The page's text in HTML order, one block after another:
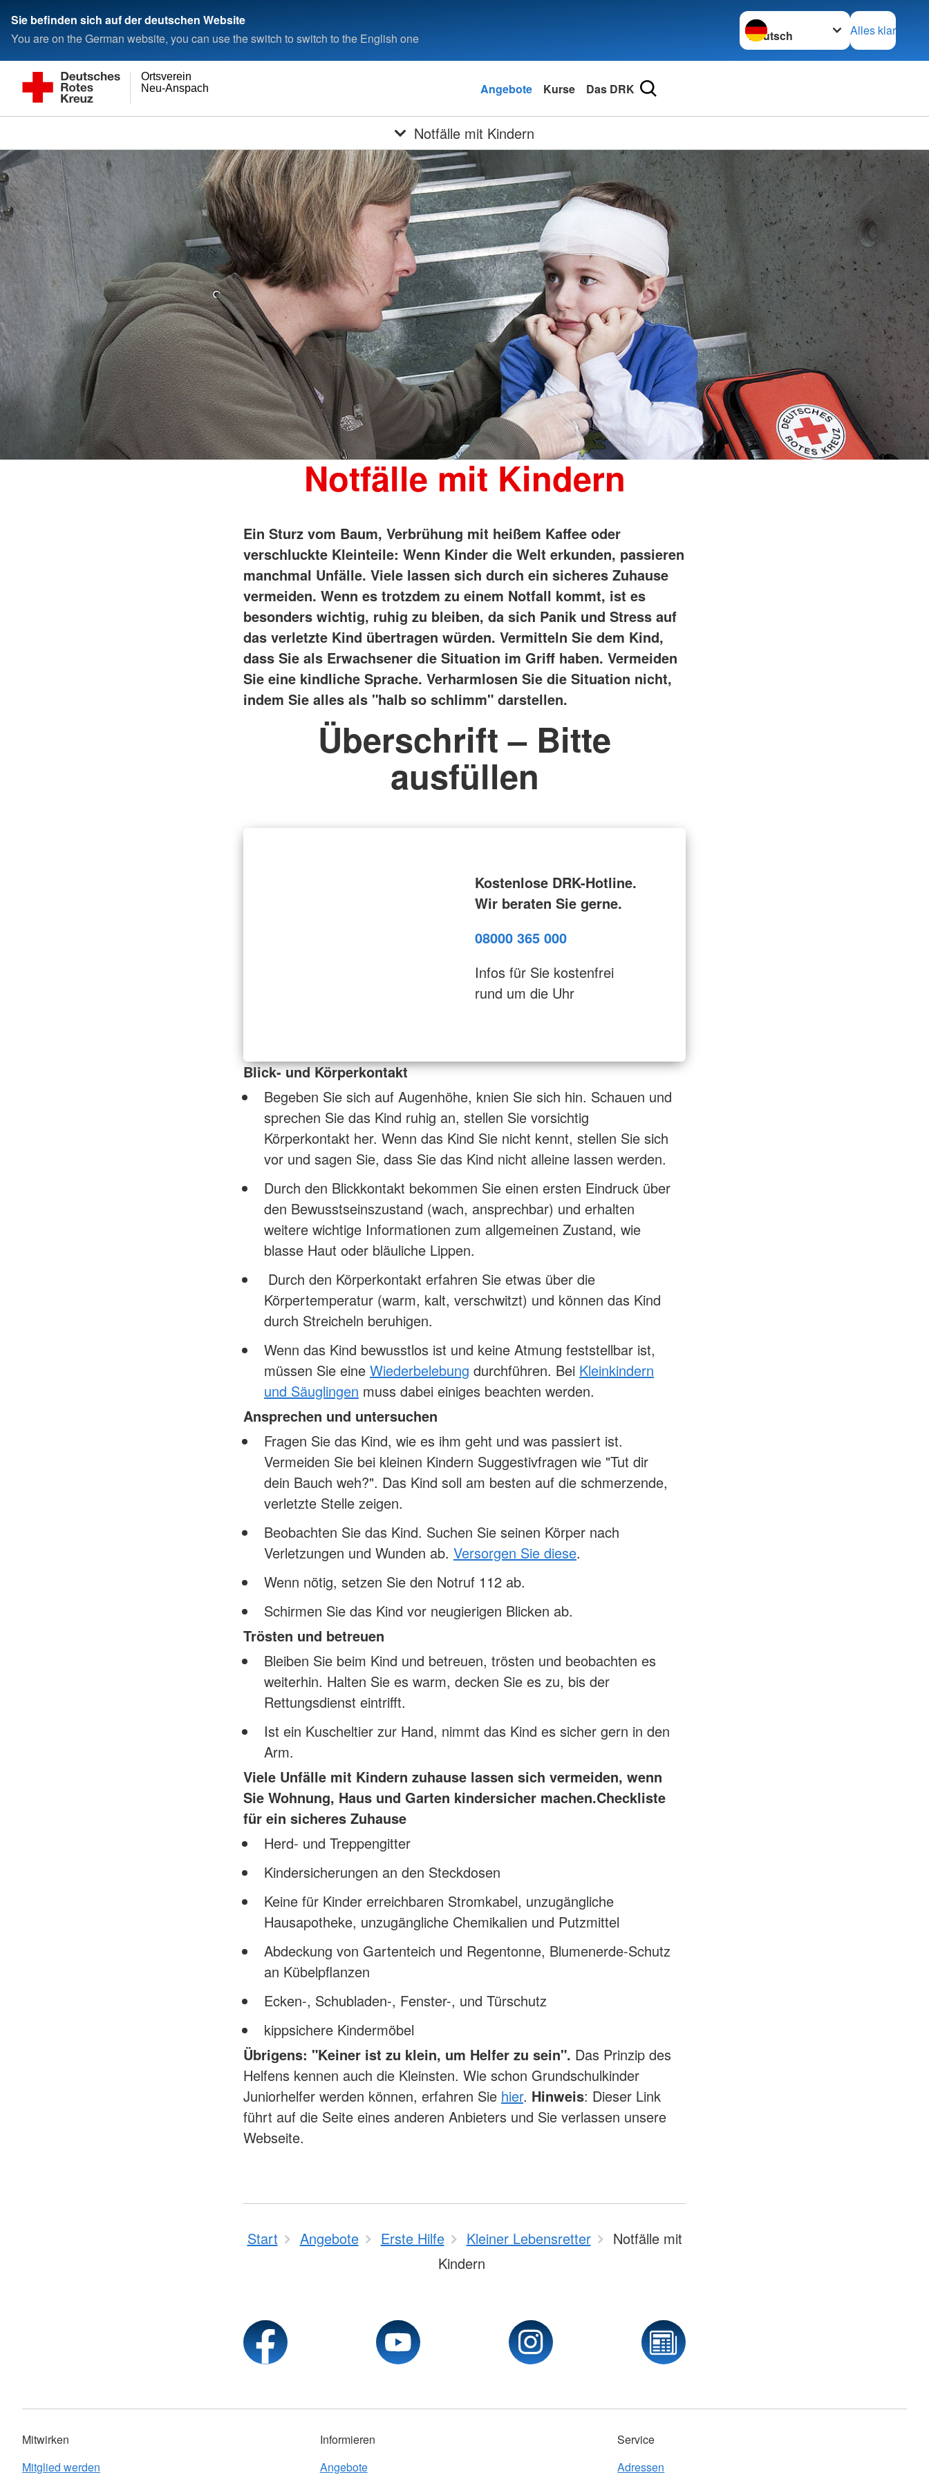
Sie befinden sich auf der deutschen Website
You are on the German website, you can use the switch to switch to the English one
Sprache wechseln zu
Alles klar
Neu-Anspach
Ortsverein
Angebote Kurse Das DRK
Notfälle mit Kindern
Notfälle mit Kindern
Ein Sturz vom Baum, Verbrühung mit heißem Kaffee oder
verschluckte Kleinteile: Wenn Kinder die Welt erkunden, passieren
manchmal Unfälle. Viele lassen sich durch ein sicheres Zuhause
vermeiden. Wenn es trotzdem zu einem Notfall kommt, ist es
besonders wichtig, ruhig zu bleiben, da sich Panik und Stress auf
das verletzte Kind übertragen würden. Vermitteln Sie dem Kind,
dass Sie als Erwachsener die Situation im Griff haben. Vermeiden
Sie eine kindliche Sprache. Verharmlosen Sie die Situation nicht,
indem Sie alles als "halb so schlimm" darstellen.
Überschrift – Bitte
ausfüllen
Kostenlose DRK-Hotline.
Wir beraten Sie gerne.
08000 365 000
Infos für Sie kostenfrei
rund um die Uhr
Blick- und Körperkontakt
Begeben Sie sich auf Augenhöhe, knien Sie sich hin. Schauen und
sprechen Sie das Kind ruhig an, stellen Sie vorsichtig
Körperkontakt her. Wenn das Kind Sie nicht kennt, stellen Sie sich
vor und sagen Sie, dass Sie das Kind nicht alleine lassen werden.
Durch den Blickkontakt bekommen Sie einen ersten Eindruck über
den Bewusstseinszustand (wach, ansprechbar) und erhalten
weitere wichtige Informationen zum allgemeinen Zustand, wie
blasse Haut oder bläuliche Lippen.
Durch den Körperkontakt erfahren Sie etwas über die
Körpertemperatur (warm, kalt, verschwitzt) und können das Kind
durch Streicheln beruhigen.
Wenn das Kind bewusstlos ist und keine Atmung feststellbar ist,
müssen Sie eine Wiederbelebung durchführen. Bei Kleinkindern
und Säuglingen muss dabei einiges beachten werden.
Ansprechen und untersuchen
Fragen Sie das Kind, wie es ihm geht und was passiert ist.
Vermeiden Sie bei kleinen Kindern Suggestivfragen wie "Tut dir
dein Bauch weh?". Das Kind soll am besten auf die schmerzende,
verletzte Stelle zeigen.
Beobachten Sie das Kind. Suchen Sie seinen Körper nach
Verletzungen und Wunden ab. Versorgen Sie diese.
Wenn nötig, setzen Sie den Notruf 112 ab.
Schirmen Sie das Kind vor neugierigen Blicken ab.
Trösten und betreuen
Bleiben Sie beim Kind und betreuen, trösten und beobachten es
weiterhin. Halten Sie es warm, decken Sie es zu, bis der
Rettungsdienst eintrifft.
Ist ein Kuscheltier zur Hand, nimmt das Kind es sicher gern in den
Arm.
Viele Unfälle mit Kindern zuhause lassen sich vermeiden, wenn
Sie Wohnung, Haus und Garten kindersicher machen.Checkliste
für ein sicheres Zuhause
Herd- und Treppengitter
Kindersicherungen an den Steckdosen
Keine für Kinder erreichbaren Stromkabel, unzugängliche
Hausapotheke, unzugängliche Chemikalien und Putzmittel
Abdeckung von Gartenteich und Regentonne, Blumenerde-Schutz
an Kübelpflanzen
Ecken-, Schubladen-, Fenster-, und Türschutz
kippsichere Kindermöbel
Übrigens: "Keiner ist zu klein, um Helfer zu sein". Das Prinzip des
Helfens kennen auch die Kleinsten. Wie schon Grundschulkinder
Juniorhelfer werden können, erfahren Sie hier. Hinweis: Dieser Link
führt auf die Seite eines anderen Anbieters und Sie verlassen unsere
Webseite.
Start Angebote Erste Hilfe Kleiner Lebensretter
Notfälle mit
Kindern
Mitwirken
Mitglied werden
Informieren
Angebote
Service
Adressen